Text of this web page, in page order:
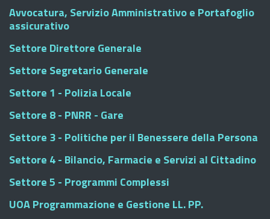
Avvocatura, Servizio Amministrativo e Portafoglio
assicurativo
Settore Direttore Generale
Settore Segretario Generale
Settore 1 - Polizia Locale
Settore 8 - PNRR - Gare
Settore 3 - Politiche per il Benessere della Persona
Settore 4 - Bilancio, Farmacie e Servizi al Cittadino
Settore 5 - Programmi Complessi
UOA Programmazione e Gestione LL. PP.